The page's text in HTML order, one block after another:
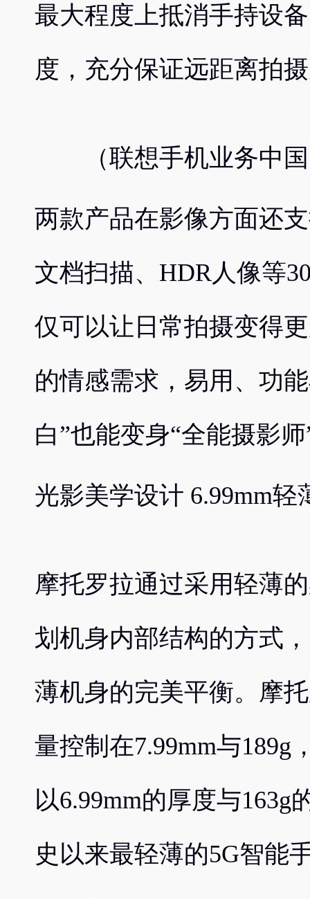
最大程度上抵消手持设
度，充分保证远距离拍
（联想手机业务中
两款产品在影像方面还
文档扫描、HDR人像等
仅可以让日常拍摄变得
的情感需求，易用、功
白”也能变身“全能摄影
光影美学设计 6.99mm轻
摩托罗拉通过采用轻薄
划机身内部结构的方式
薄机身的完美平衡。摩
量控制在7.99mm与189g
以6.99mm的厚度与
史以来最轻薄的5G智能